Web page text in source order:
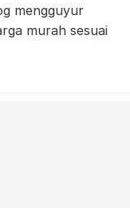
mengguyur
murah sesuai